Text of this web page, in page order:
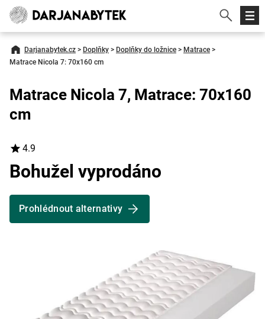
Darjanabytek.cz > Doplňky > Doplňky do ložnice > Matrace >
Matrace Nicola 7: 70x160 cm
Matrace Nicola 7, Matrace: 70x160
cm
4.9
Bohužel vyprodáno
Prohlédnout alternativy